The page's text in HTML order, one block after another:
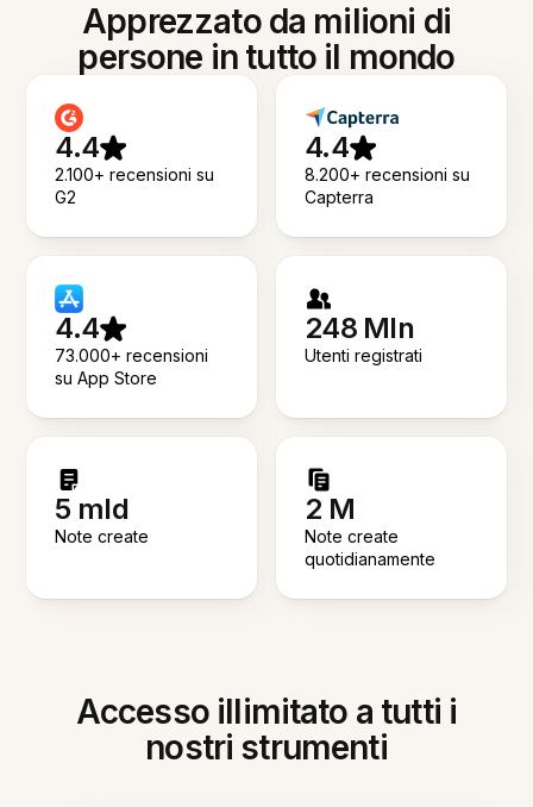
Apprezzato da milioni di
persone in tutto il mondo
4.4
2.100+ recensioni su
G2
4.4
8.200+ recensioni su
Capterra
4.4
73.000+ recensioni
su App Store
248 Mln
Utenti registrati
5 mld
Note create
2 M
Note create
quotidianamente
Accesso illimitato a tutti i
nostri strumenti